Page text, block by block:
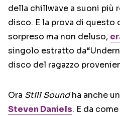
della chillwave a suoni più
disco. E la prova di questo
sorpreso ma non deluso,
singolo estratto
disco del ragazzo
Ora Still Soundha anche
Steven Daniels. E da